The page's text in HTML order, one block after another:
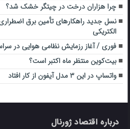
چرا هزاران درخت در چیتگر خشک شد؟
نسل جدید راهکارهای تأمین برق اضطراری
الکتریکی
فوری / آغاز رزمایش‌ نظامی هوایی در
بیت‌کوین منتظر ماه اکتبر است؟
واتساپ در این ۳ مدل آیفون از کار افتاد
درباره اقتصاد ژورنال